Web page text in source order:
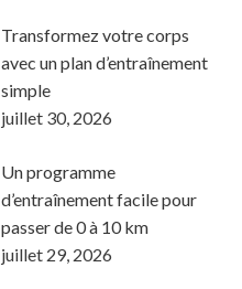
Transformez votre corps
avec un plan d’entraînement
simple
juillet 30, 2026
Un programme
d’entraînement facile pour
passer de 0 à 10 km
juillet 29, 2026